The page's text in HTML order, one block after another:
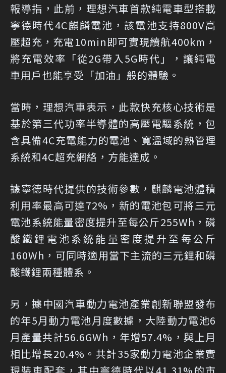
報導指，此前，理想汽車首款純電車型搭載
寧德時代4C麒麟電池，該電池支持800V高
壓超充，充電10min即可實現續航400km，
將充電效率「從2G帶入5G時代」，讓純電
車用戶也能享受「加油」般的體驗。
當時，理想汽車表示，此款快充核心技術是
基於第三代功率半導體的高壓電驅系統，包
含具備4C充電能力的電池、寬溫域的熱管理
系統和4C超充網絡，方能達成。
據寧德時代提供的技術參數，麒麟電池體積
利用率最高可達72%，新的電池包可將三元
電池系統能量密度提升至每公斤255Wh，磷
酸鐵鋰電池系統能量密度提升至每公斤
160Wh，可同時適用當下主流的三元鋰和磷
酸鐵鋰兩種體系。
另，據中國汽車動力電池產業創新聯盟發布
的年5月動力電池月度數據，大陸動力電池6
月產量共計56.6GWh，年增57.4%，與上月
相比增長20.4%。共計35家動力電池企業實